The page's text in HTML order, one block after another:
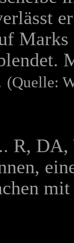
(Quelle:
R, DA,